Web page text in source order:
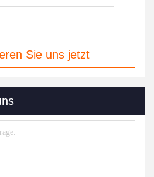
Sie uns jetzt